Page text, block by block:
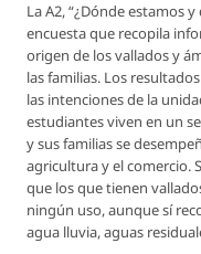
La A2, “¿Dónde estamos
encuesta que recopila
origen de los vallados y
las familias. Los
las intenciones de la
estudiantes viven en un
y sus familias se
agricultura y el comercio.
que los que tienen
ningún uso, aunque sí
agua lluvia, aguas